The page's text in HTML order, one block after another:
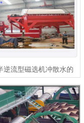
逆流型磁选机冲散水的
大小